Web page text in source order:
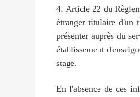
4. Article 22 du
étranger titulaire d'un
présenter auprès du
établissement
stage.
En l'absence de ces